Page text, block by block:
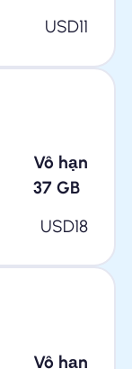
USD11
Vô hạn
37 GB
USD18
Vô hạn